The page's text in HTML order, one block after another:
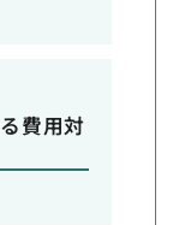
費用対